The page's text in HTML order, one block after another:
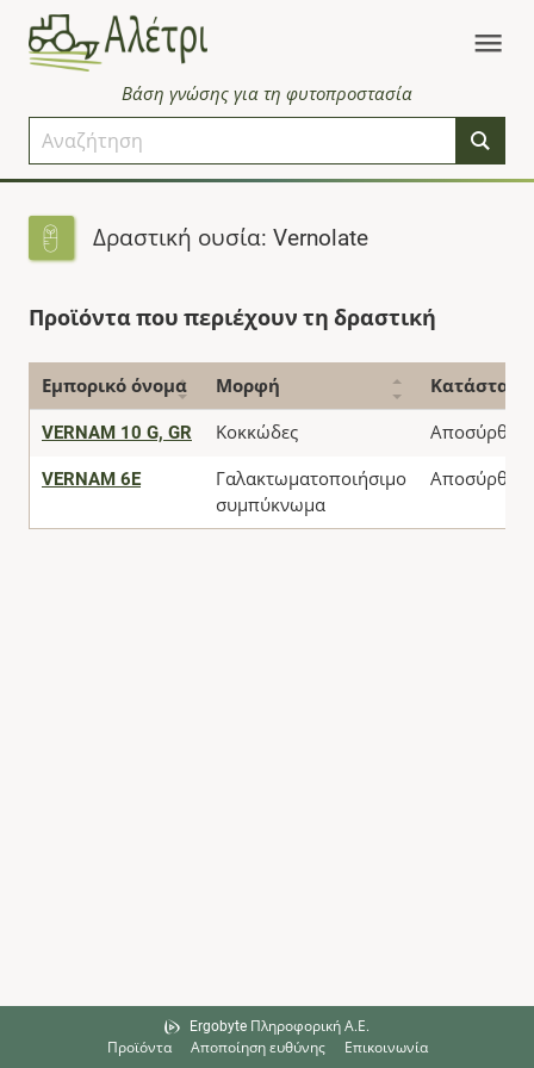
Βάση γνώσης για τη φυτοπροστασία
Δραστική ουσία: Vernolate
Προϊόντα που περιέχουν τη δραστική
Εμπορικό όνομα Μορφή Κατάσταση
VERNAM 10 G, GR Κοκκώδες
VERNAM 6E
Γαλακτωματοποιήσιμο
συμπύκνωμα
Ergobyte Πληροφορική Α.Ε.
Προϊόντα
Αποποίηση ευθύνης Επικοινωνία